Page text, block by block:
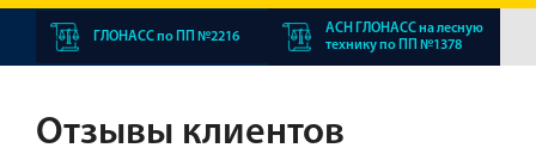
ГЛОНАСС по ПП №2216
АСН ГЛОНАСС на лесную
технику по ПП №1378
Отзывы клиентов